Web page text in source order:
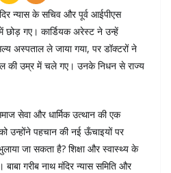
न्यास के सचिव और पूर्व आईपीएस
छोड़ गए। कार्डियक अरेस्ट ने उन्हें
अस्पताल ले जाया गया, पर डॉक्टरों ने
की उम्र में चले गए। उनके निधन से राज्य
सेवा और धार्मिक उत्थान की एक
उन्होंने पहचान की नई ऊँचाइयों पर
जा सकता है? शिक्षा और स्वास्थ्य के
गरीब नाथ मंदिर न्यास समिति और